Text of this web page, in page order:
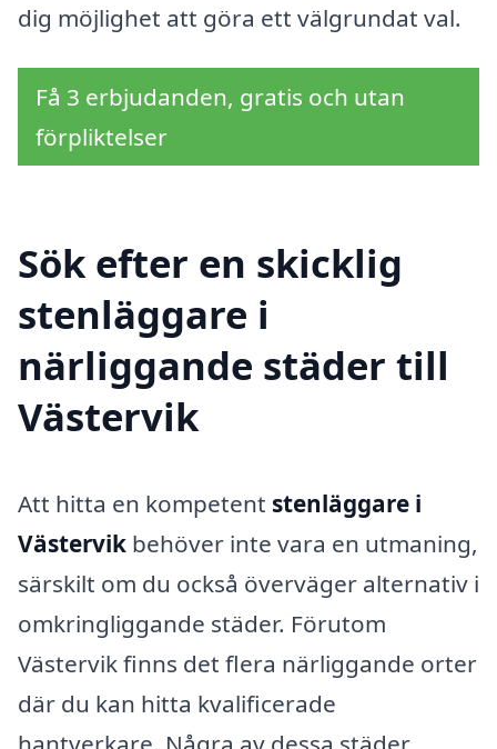
dig möjlighet att göra ett välgrundat val.
Få 3 erbjudanden, gratis och utan
förpliktelser
Sök efter en skicklig
stenläggare i
närliggande städer till
Västervik
Att hitta en kompetent stenläggare i
Västervik behöver inte vara en utmaning,
särskilt om du också överväger alternativ i
omkringliggande städer. Förutom
Västervik finns det flera närliggande orter
där du kan hitta kvalificerade